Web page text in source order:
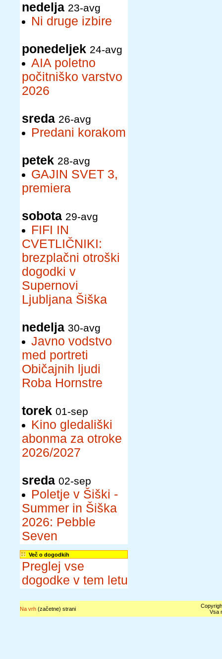
nedelja 23-avg
Ni druge izbire
ponedeljek 24-avg
AIA poletno
počitniško varstvo
2026
sreda 26-avg
Predani korakom
petek 28-avg
GAJIN SVET 3,
premiera
sobota 29-avg
FIFI IN
CVETLIČNIKI:
brezplačni otroški
dogodki v
Supernovi
Ljubljana Šiška
nedelja 30-avg
Javno vodstvo
med portreti
Običajnih ljudi
Roba Hornstre
torek 01-sep
Kino gledališki
abonma za otroke
2026/2027
sreda 02-sep
Poletje v Šiški -
Summer in Šiška
2026: Pebble
Seven
Več o dogodkih
Preglej vse
dogodke v tem letu
Na vrh(začetne) strani
Vsa